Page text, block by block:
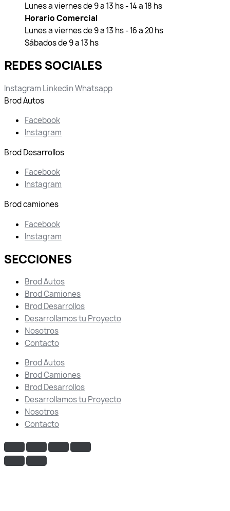
Lunes a viernes de 9 a 13 hs - 14 a 18 hs
Horario Comercial
Lunes a viernes de 9 a 13 hs - 16 a 20 hs
Sábados de 9 a 13 hs
REDES SOCIALES
Instagram LinkedinWhatsapp
Brod Autos
Facebook
Instagram
Brod Desarrollos
Facebook
Instagram
Brod camiones
Facebook
Instagram
SECCIONES
Brod Autos
Brod Camiones
Brod Desarrollos
Desarrollamos tu Proyecto
Nosotros
Contacto
Brod Autos
Brod Camiones
Brod Desarrollos
Desarrollamos tu Proyecto
Nosotros
Contacto